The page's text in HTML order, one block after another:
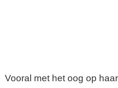
Vooral met het oog op